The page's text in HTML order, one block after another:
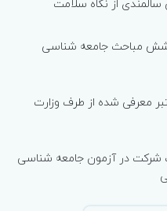
مباحث جامعه شناسی
معرفی شده از طرف وزارت
در آزمون جامعه شناسی